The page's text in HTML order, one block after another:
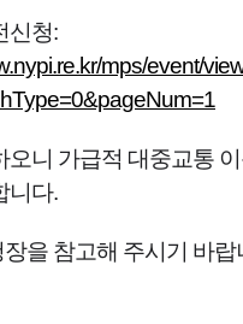
신청:
mps/event/
니 가급적 대중교통
니다.
을 참고해 주시기 바랍